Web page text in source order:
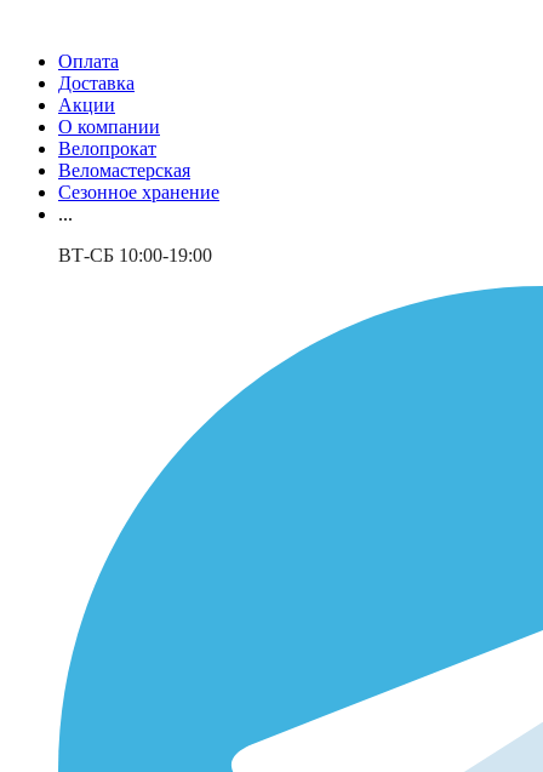
Оплата
Доставка
Акции
О компании
Велопрокат
Веломастерская
Сезонное хранение
...
ВТ-СБ 10:00-19:00